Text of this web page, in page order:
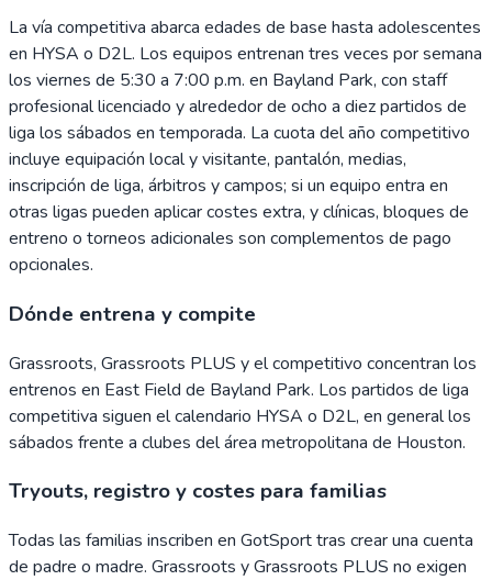
La vía competitiva abarca edades de base hasta adolescentes
en HYSA o D2L. Los equipos entrenan tres veces por semana
los viernes de 5:30 a 7:00 p.m. en Bayland Park, con staff
profesional licenciado y alrededor de ocho a diez partidos de
liga los sábados en temporada. La cuota del año competitivo
incluye equipación local y visitante, pantalón, medias,
inscripción de liga, árbitros y campos; si un equipo entra en
otras ligas pueden aplicar costes extra, y clínicas, bloques de
entreno o torneos adicionales son complementos de pago
opcionales.
Dónde entrena y compite
Grassroots, Grassroots PLUS y el competitivo concentran los
entrenos en East Field de Bayland Park. Los partidos de liga
competitiva siguen el calendario HYSA o D2L, en general los
sábados frente a clubes del área metropolitana de Houston.
Tryouts, registro y costes para familias
Todas las familias inscriben en GotSport tras crear una cuenta
de padre o madre. Grassroots y Grassroots PLUS no exigen